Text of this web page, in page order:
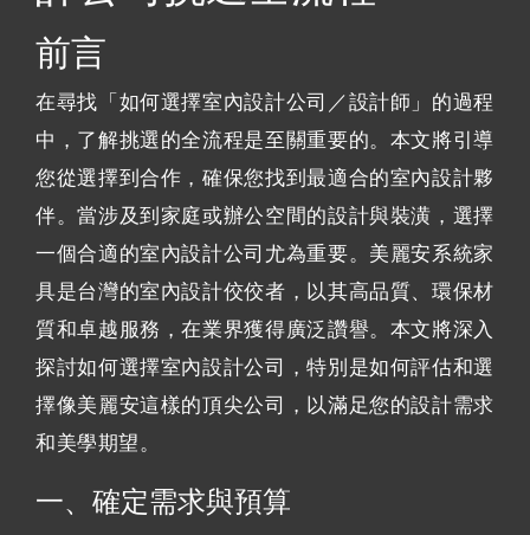
前言
在尋找「如何選擇室內設計公司／設計師」的過程
中，了解挑選的全流程是至關重要的。本文將引導
您從選擇到合作，確保您找到最適合的室內設計夥
伴。當涉及到家庭或辦公空間的設計與裝潢，選擇
一個合適的室內設計公司尤為重要。美麗安系統家
具是台灣的室內設計佼佼者，以其高品質、環保材
質和卓越服務，在業界獲得廣泛讚譽。本文將深入
探討如何選擇室內設計公司，特別是如何評估和選
擇像美麗安這樣的頂尖公司，以滿足您的設計需求
和美學期望。
一、確定需求與預算